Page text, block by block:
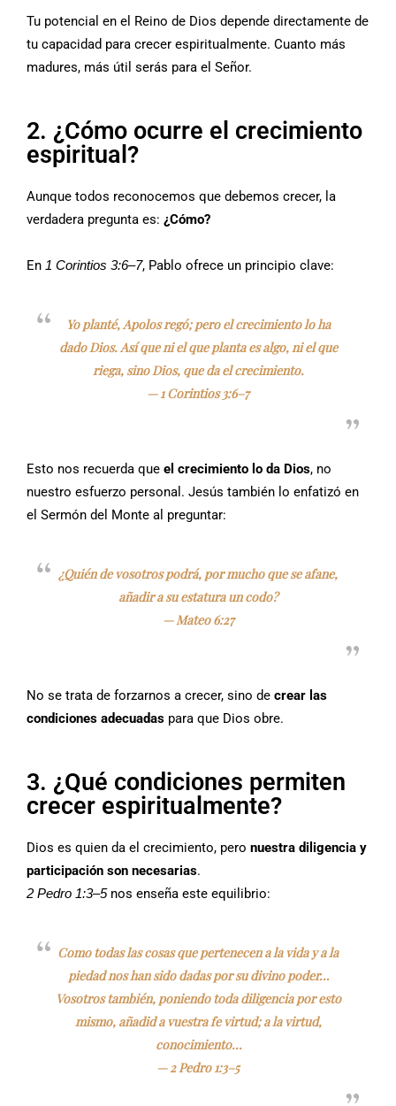
Tu potencial en el Reino de Dios depende directamente de
tu capacidad para crecer espiritualmente. Cuanto más
madures, más útil serás para el Señor.
2. ¿Cómo ocurre el crecimiento
espiritual?
Aunque todos reconocemos que debemos crecer, la
verdadera pregunta es: ¿Cómo?
En 1 Corintios 3:6–7, Pablo ofrece un principio clave:
Yo planté, Apolos regó; pero el crecimiento lo ha
dado Dios. Así que ni el que planta es algo, ni el que
riega, sino Dios, que da el crecimiento.
—1 Corintios 3:6–7
Esto nos recuerda que el crecimiento lo da Dios, no
nuestro esfuerzo personal. Jesús también lo enfatizó en
el Sermón del Monte al preguntar:
¿Quién de vosotros podrá, por mucho que se afane,
añadir a su estatura un codo?
—Mateo 6:27
No se trata de forzarnos a crecer, sino de crear las
condiciones adecuadas para que Dios obre.
3. ¿Qué condiciones permiten
crecer espiritualmente?
Dios es quien da el crecimiento, pero nuestra diligencia y
participación son necesarias.
2 Pedro 1:3–5nos enseña este equilibrio:
Como todas las cosas que pertenecen a la vida y a la
piedad nos han sido dadas por su divino poder…
Vosotros también, poniendo toda diligencia por esto
mismo, añadid a vuestra fe virtud; a la virtud,
conocimiento…
—2 Pedro 1:3–5